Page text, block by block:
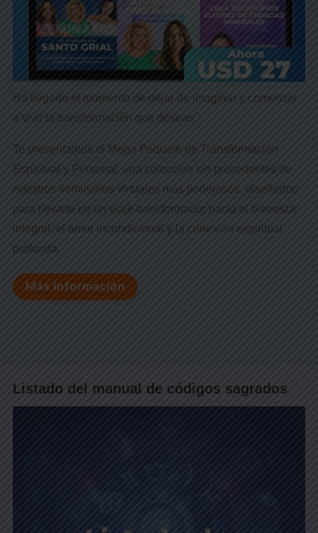
Ha llegado el momento de dejar de imaginar y comenzar
a vivir la transformación que deseas.
Te presentamos el Mega Paquete de Transformación
Espiritual y Personal: una colección sin precedentes de
nuestros seminarios virtuales más poderosos, diseñados
para llevarte en un viaje transformador hacia el bienestar
integral, el amor incondicional y la conexión espiritual
profunda.
Más información
Listado del manual de códigos sagrados